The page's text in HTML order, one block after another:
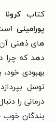
کتاب
پورامینی
های ذهنی
دهد که چرا
بهبودی
توسل
درمانی را
بندگان خوب